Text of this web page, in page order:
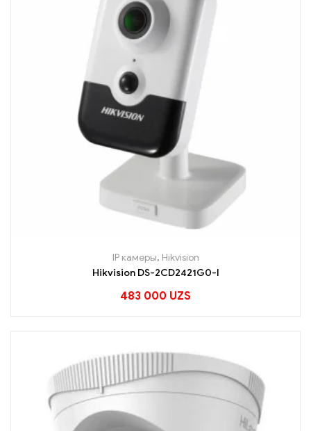
IP камеры, Hikvision
Hikvision DS-2CD2421G0-I
483 000 UZS